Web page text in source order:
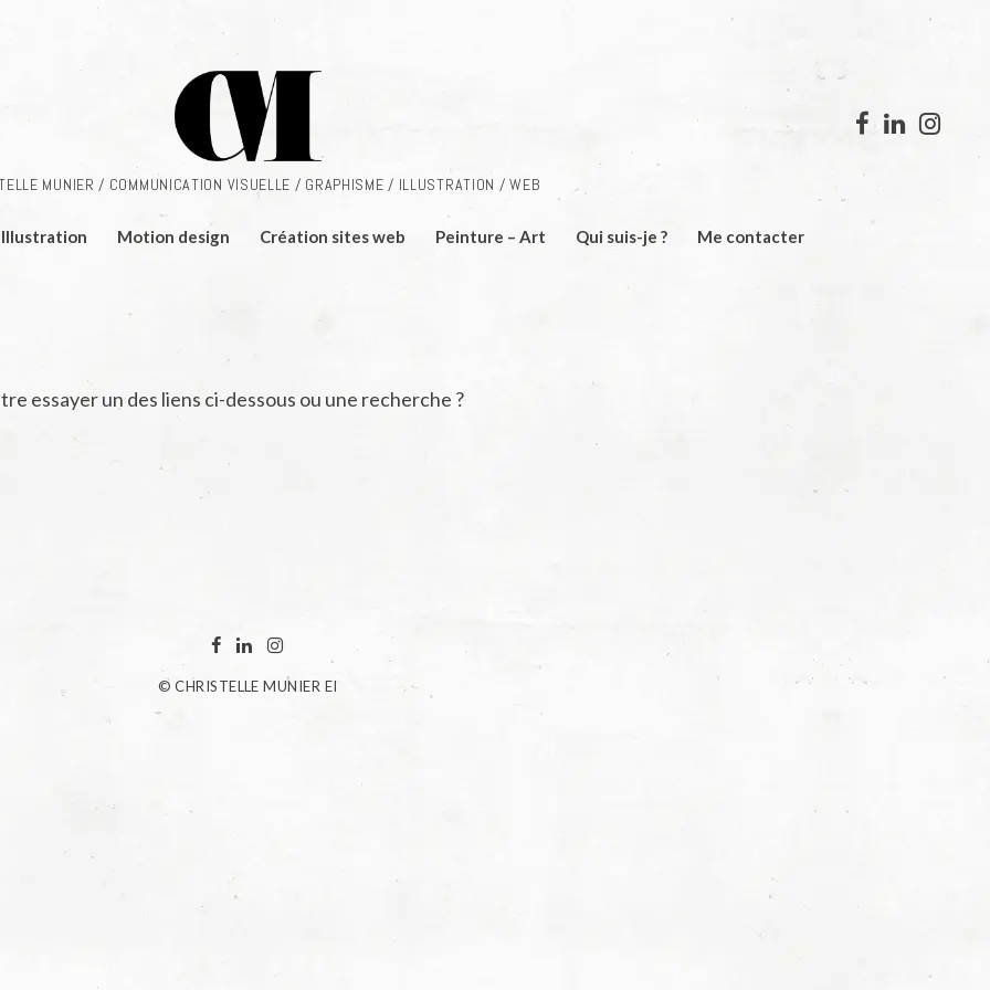
MUNIER / COMMUNICATION VISUELLE / GRAPHISME / ILLUSTRATION / WEB
Illustration Motion design Création sites web Peinture – Art Qui suis-je ? Me contacter
essayer un des liens ci-dessous ou une recherche ?
© CHRISTELLE MUNIER EI